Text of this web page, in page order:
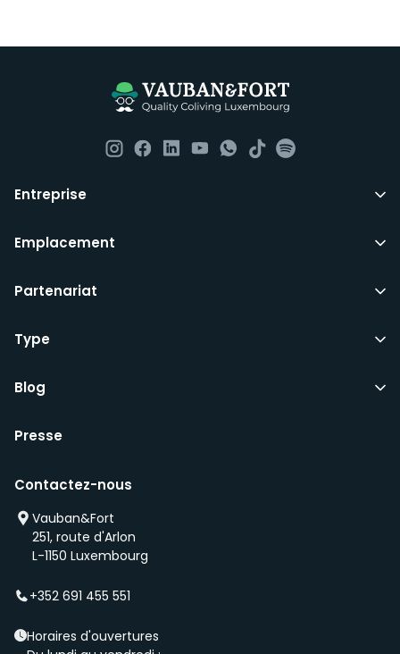
Entreprise
Emplacement
Partenariat
Type
Blog
Presse
Contactez-nous
Vauban&Fort
251, route d'Arlon
L-1150 Luxembourg
+352 691 455 551
Horaires d'ouvertures